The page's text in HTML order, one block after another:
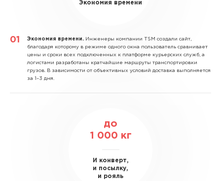
Экономия времени
Экономия времени. Инженеры компании TSM создали сайт,
благодаря которому в режиме одного окна пользователь сравнивает
цены и сроки всех подключенных к платформе курьерских служб, а
логистами разработаны кратчайшие маршруты транспортировки
грузов. В зависимости от объективных условий доставка выполняется
за 1–3 дня.
до
1 000 кг
И конверт,
и посылку,
и рояль